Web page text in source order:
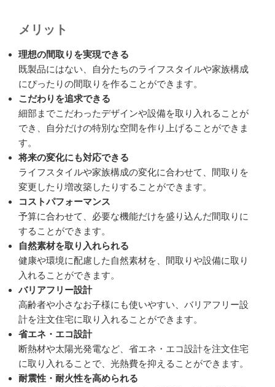
メリット
理想の間取りを実現できる
既製品にはない、自分たちのライフスタイルや家族構成
にぴったりの間取りを作ることができます。
こだわりを追求できる
細部までこだわったデザインや設備を取り入れることが
でき、自分だけの特別な空間を作り上げることができま
す。
将来の変化にも対応できる
ライフスタイルや家族構成の変化に合わせて、間取りを
変更したり増改築したりすることができます。
コストパフォーマンス
予算に合わせて、必要な機能だけを盛り込んだ間取りに
することができます。
自然素材を取り入れられる
健康や環境に配慮した自然素材を、間取りや設備に取り
入れることができます。
バリアフリー設計
高齢者や小さなお子様にも使いやすい、バリアフリー設
計を注文住宅に取り入れることができます。
省エネ・エコ設計
断熱材や太陽光発電など、省エネ・エコ設計を注文住宅
に取り入れることで、光熱費を抑えることができます。
耐震性・耐火性を高められる